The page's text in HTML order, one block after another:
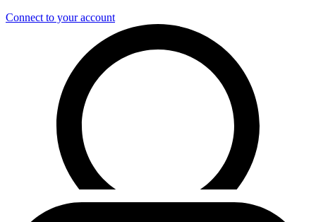
Connect to your account